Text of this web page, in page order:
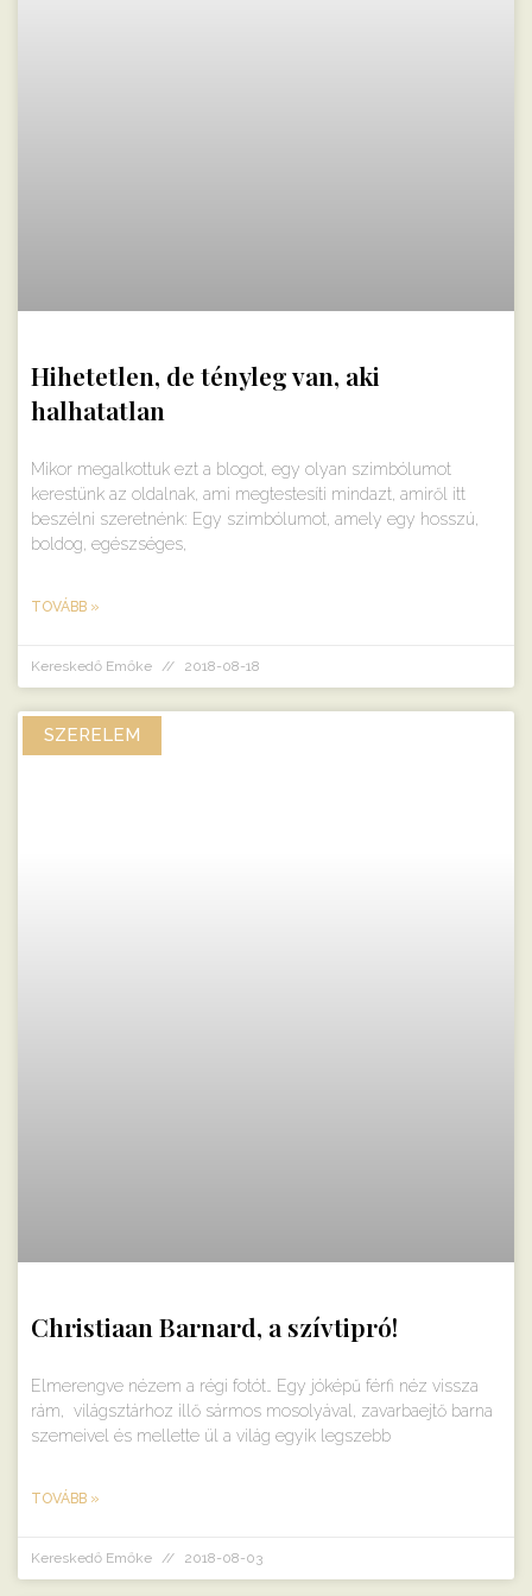
Hihetetlen, de tényleg van, aki
halhatatlan
Mikor megalkottuk ezt a blogot, egy olyan szimbólumot
kerestünk az oldalnak, ami megtestesíti mindazt, amiről itt
beszélni szeretnénk: Egy szimbólumot, amely egy hosszú,
boldog, egészséges,
TOVÁBB »
Kereskedő Emőke 2018-08-18
SZERELEM
Christiaan Barnard, a szívtipró!
Elmerengve nézem a régi fotót… Egy jóképű férfi néz vissza
rám, világsztárhoz illő sármos mosolyával, zavarbaejtő barna
szemeivel és mellette ül a világ egyik legszebb
TOVÁBB »
Kereskedő Emőke 2018-08-03